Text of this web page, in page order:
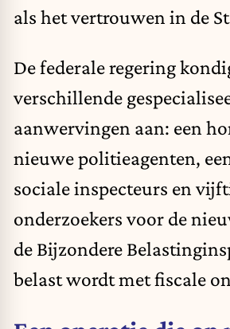
als het vertrouwen in de
De federale regering
verschillende
aanwervingen aan: een
nieuwe politieagenten,
sociale inspecteurs en
onderzoekers voor de
de Bijzondere
belast wordt met fiscale